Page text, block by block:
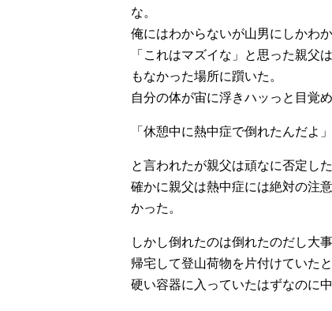
な。
俺にはわからないが山男にしかわ
「これはマズイな」と思った親父
もなかった場所に躓いた。
自分の体が宙に浮きハッっと目覚
「休憩中に熱中症で倒れたんだよ」
と言われたが親父は頑なに否定した
確かに親父は熱中症には絶対の注
かった。
しかし倒れたのは倒れたのだし大
帰宅して登山荷物を片付けていた
硬い容器に入っていたはずなのに